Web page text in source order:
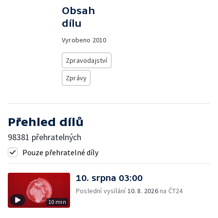
Obsah
dílu
Vyrobeno 2010
Zpravodajství
Zprávy
Přehled dílů
98381 přehratelných
Pouze přehratelné díly
10 min
10. srpna 03:00
Poslední vysílání10. 8. 2026na ČT24